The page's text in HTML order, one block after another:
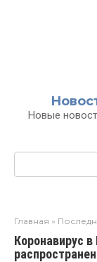
Новые
Главная »
Коронавирус